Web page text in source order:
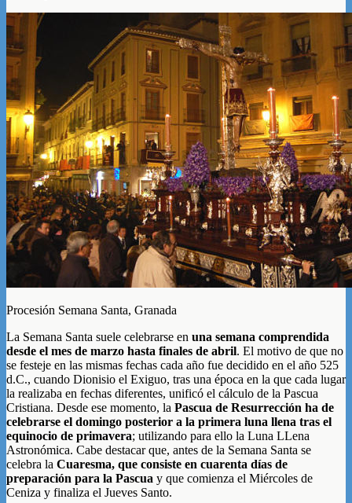
Procesión Semana Santa, Granada
La Semana Santa suele celebrarse en una semana comprendida
desde el mes de marzo hasta finales de abril. El motivo de que no
se festeje en las mismas fechas cada año fue decidido en el año 525
d.C., cuando Dionisio el Exiguo, tras una época en la que cada lugar
la realizaba en fechas diferentes, unificó el cálculo de la Pascua
Cristiana. Desde ese momento, la Pascua de Resurrección ha de
celebrarse el domingo posterior a la primera luna llena tras el
equinocio de primavera; utilizando para ello la Luna LLena
Astronómica. Cabe destacar que, antes de la Semana Santa se
celebra la Cuaresma, que consiste en cuarenta días de
preparación para la Pascua y que comienza el Miércoles de
Ceniza y finaliza el Jueves Santo.